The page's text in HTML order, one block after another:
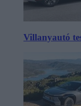
Villanyautó